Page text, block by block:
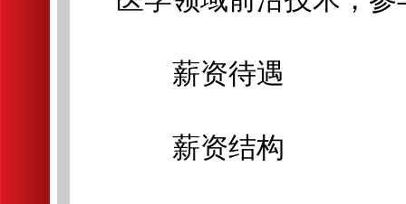
薪资待遇
薪资结构